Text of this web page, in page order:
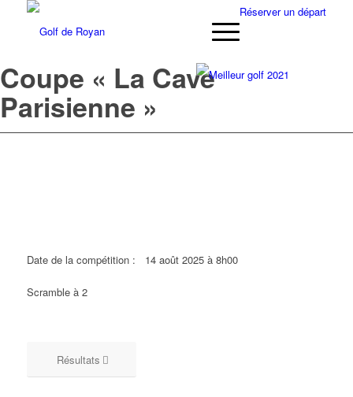
Réserver un départ
Coupe « La Cave
Parisienne »
Date de la compétition : 14 août 2025 à 8h00
Scramble à 2
Résultats